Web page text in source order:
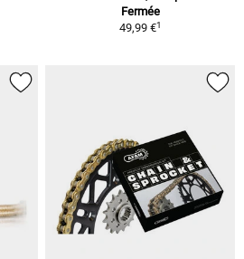
Fermée
49,99 €1